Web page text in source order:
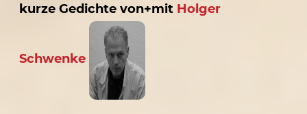
kurze Gedichte von+mit Holger
Schwenke